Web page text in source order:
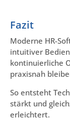
Fazit
Moderne HR-
intuitiver
kontinuierliche
praxisnah
So entsteht
stärkt und
erleichtert.